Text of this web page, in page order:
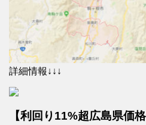
詳細情報↓↓↓
【利回り11%超広島県価格